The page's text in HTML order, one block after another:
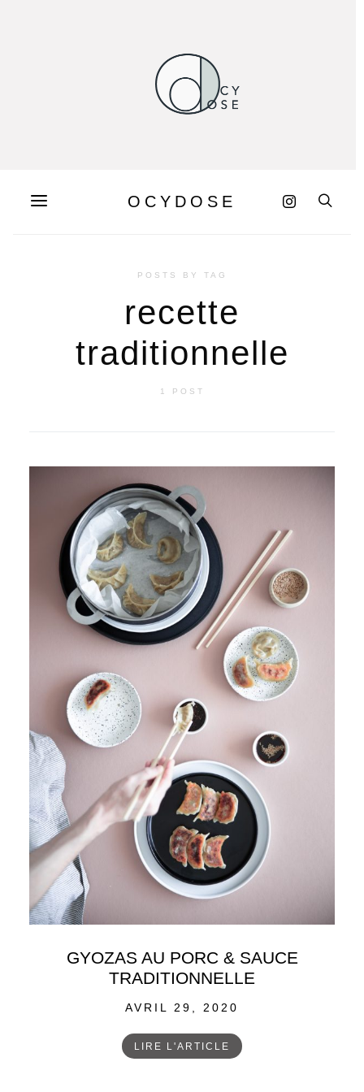
OCYDOSE
POSTS BY TAG
recette
traditionnelle
1 POST
GYOZAS AU PORC & SAUCE
TRADITIONNELLE
POSTED
AVRIL 29, 2020
LIRE L'ARTICLE